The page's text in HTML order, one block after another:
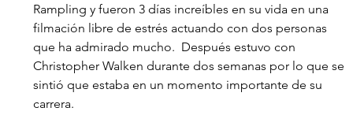
Rampling y fueron 3 días increíbles en su vida en una
filmación libre de estrés actuando con dos personas
que ha admirado mucho. Después estuvo con
Christopher Walken durante dos semanas por lo que se
sintió que estaba en un momento importante de su
carrera.